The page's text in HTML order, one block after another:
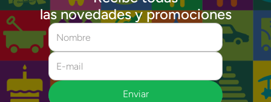
las novedades y promociones
Enviar